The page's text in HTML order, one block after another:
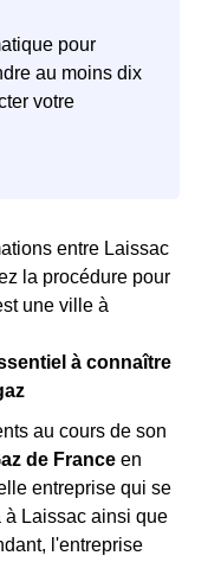
pour
au moins dix
votre
entre Laissac
la procédure pour
une ville à
à connaître
au cours de son
de France en
entreprise qui se
à Laissac ainsi que
l'entreprise